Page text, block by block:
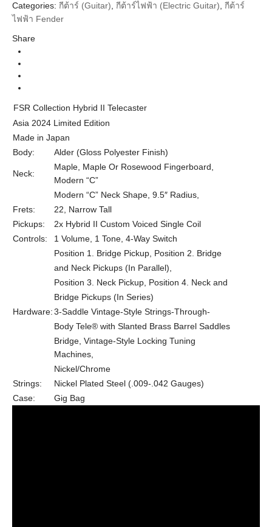
Brands Fender
Rosewood Neck, Siena Sunburst Rosewood
Neck
Categories: กีต้าร์ (Guitar) กีต้าร์ไฟฟ้า (Electric Guitar) กีต้าร์
ไฟฟ้า Fender
Share
FSR Collection Hybrid II Telecaster
Asia 2024 Limited Edition
Made in Japan
Body:
Alder (Gloss Polyester Finish)
Neck:
Maple, Maple Or Rosewood Fingerboard,
Modern “C”
Modern “C” Neck Shape, 9.5″ Radius,
Frets:
22, Narrow Tall
Pickups:
2x Hybrid II Custom Voiced Single Coil
Controls:
1 Volume, 1 Tone, 4-Way Switch
Position 1. Bridge Pickup, Position 2. Bridge
and Neck Pickups (In Parallel),
Position 3. Neck Pickup, Position 4. Neck and
Bridge Pickups (In Series)
Hardware:3-Saddle Vintage-Style Strings-Through-
Body Tele® with Slanted Brass Barrel Saddles
Bridge, Vintage-Style Locking Tuning
Machines,
Nickel/Chrome
Strings:
Nickel Plated Steel (.009-.042 Gauges)
Case:
Gig Bag